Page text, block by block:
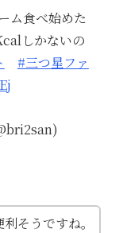
ム食べ始めた
しかないの
#三つ星ファ
そうですね。